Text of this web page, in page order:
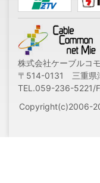
株式会社ケーブルコ
〒514-0131 三重県
TEL.059-236-5221/
Copyright(c)2006-